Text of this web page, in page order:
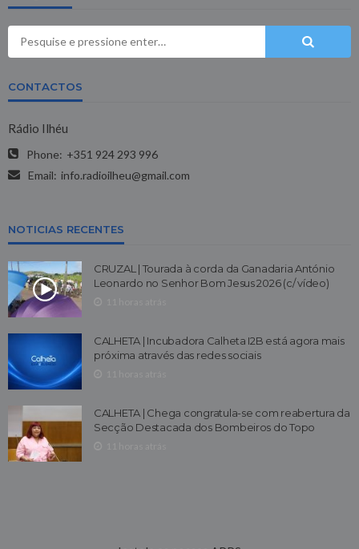
CONTACTOS
Rádio Ilhéu
Phone: +351 924 293 996
Email: info.radioilheu@gmail.com
NOTICIAS RECENTES
CRUZAL | Tourada à corda da Ganadaria António
Leonardo no Senhor Bom Jesus 2026 (c/ vídeo)
CALHETA | Incubadora Calheta I2B está agora mais
próxima através das redes sociais
CALHETA | Chega congratula-se com reabertura da
Secção Destacada dos Bombeiros do Topo